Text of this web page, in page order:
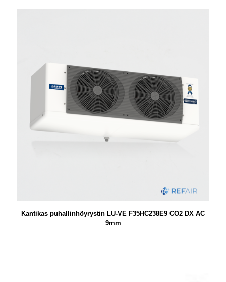
Kantikas puhallinhöyrystin LU-VE F35HC238E9 CO2 DX AC
9mm